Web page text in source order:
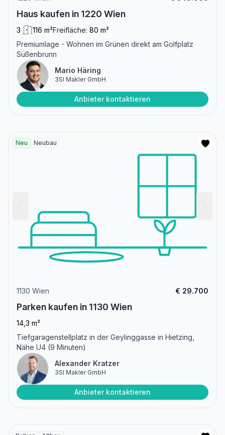
Haus kaufen in 1220 Wien
3 116 m²Freifläche: 80 m²
Premiumlage - Wohnen im Grünen direkt am Golfplatz
Süßenbrunn
Mario Häring
3SI Makler GmbH
Anbieter kontaktieren
Neu Neubau
1130 Wien € 29.700
Parken kaufen in 1130 Wien
14,3 m²
Tiefgaragenstellplatz in der Geylinggasse in Hietzing,
Nähe U4 (9 Minuten)
Alexander Kratzer
3SI Makler GmbH
Anbieter kontaktieren